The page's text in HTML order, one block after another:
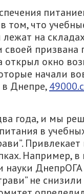
том, что
на
своей призвана
открыл окно
начали
в Днепре,
года, и мы
в
Например,
ДнепрОГА
не